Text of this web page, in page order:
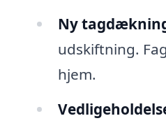
Ny
udskiftning.
hjem.